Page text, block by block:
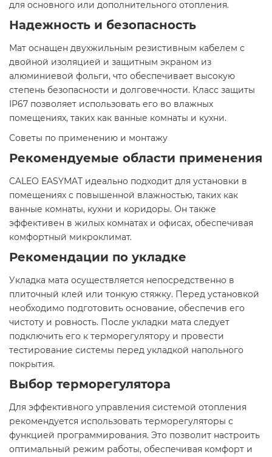
для основного или дополнительного отопления.​
Надежность и безопасность
Мат оснащен двухжильным резистивным кабелем с
двойной изоляцией и защитным экраном из
алюминиевой фольги, что обеспечивает высокую
степень безопасности и долговечности. Класс защиты
IP67 позволяет использовать его во влажных
помещениях, таких как ванные комнаты и кухни.​
Советы по применению и монтажу
Рекомендуемые области применения
CALEO EASYMAT идеально подходит для установки в
помещениях с повышенной влажностью, таких как
ванные комнаты, кухни и коридоры. Он также
эффективен в жилых комнатах и офисах, обеспечивая
комфортный микроклимат.​
Рекомендации по укладке
Укладка мата осуществляется непосредственно в
плиточный клей или тонкую стяжку. Перед установкой
необходимо подготовить основание, обеспечив его
чистоту и ровность. После укладки мата следует
подключить его к терморегулятору и провести
тестирование системы перед укладкой напольного
покрытия.​
Выбор терморегулятора
Для эффективного управления системой отопления
рекомендуется использовать терморегуляторы с
функцией программирования. Это позволит настроить
оптимальный режим работы, обеспечивая комфорт и